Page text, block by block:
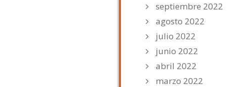
septiembre 2022
agosto 2022
julio 2022
junio 2022
abril 2022
marzo 2022